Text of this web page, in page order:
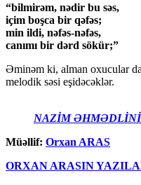
“bilmirəm, nədir bu səs,
içim boşca bir qəfəs;
min ildi, nəfəs-nəfəs,
canımı bir dərd sökür;”
Əminəm ki, alman oxucular
melodik səsi eşidəcəklər.
NAZİM
Müəllif: Orxan ARAS
ORXAN ARASIN